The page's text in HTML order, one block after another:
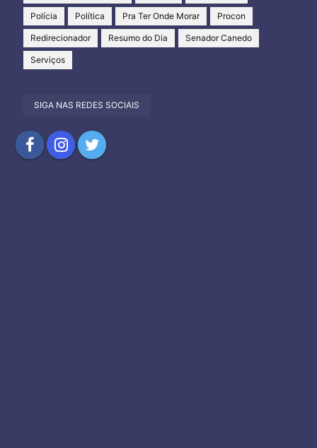
Polícia Política Pra Ter Onde Morar Procon
Redirecionador Resumo do Dia Senador Canedo
Serviços
SIGA NAS REDES SOCIAIS